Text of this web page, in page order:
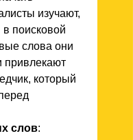
изучают,
поисковой
слова они
привлекают
который
слов: